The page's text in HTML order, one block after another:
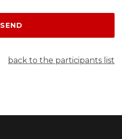
SEND
back to the participants list